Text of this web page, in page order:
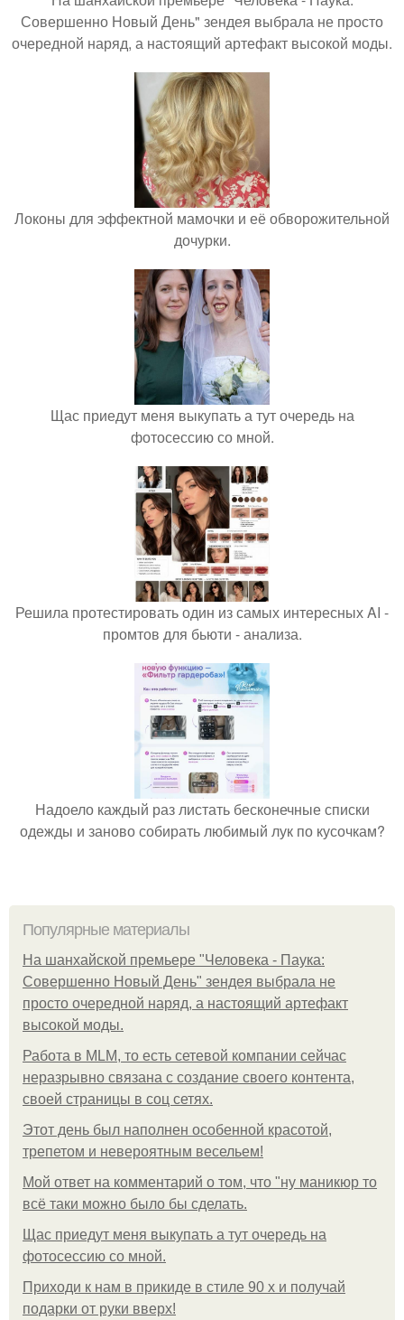
Совершенно Новый День" зендея выбрала не просто
очередной наряд, а настоящий артефакт высокой моды.
Локоны для эффектной мамочки и её обворожительной
дочурки.
Щас приедут меня выкупать а тут очередь на
фотосессию со мной.
Решила протестировать один из самых интересных AI -
промтов для бьюти - анализа.
Надоело каждый раз листать бесконечные списки
одежды и заново собирать любимый лук по кусочкам?
Популярные материалы
На шанхайской премьере "Человека - Паука:
Совершенно Новый День" зендея выбрала не
просто очередной наряд, а настоящий артефакт
высокой моды.
Работа в MLM, то есть сетевой компании сейчас
неразрывно связана с создание своего контента,
своей страницы в соц сетях.
Этот день был наполнен особенной красотой,
трепетом и невероятным весельем!
Мой ответ на комментарий о том, что "ну маникюр то
всё таки можно было бы сделать.
Щас приедут меня выкупать а тут очередь на
фотосессию со мной.
Приходи к нам в прикиде в стиле 90 х и получай
подарки от руки вверх!